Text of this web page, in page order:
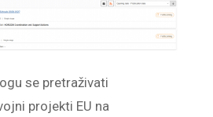
se pretraživati
projekti EU na